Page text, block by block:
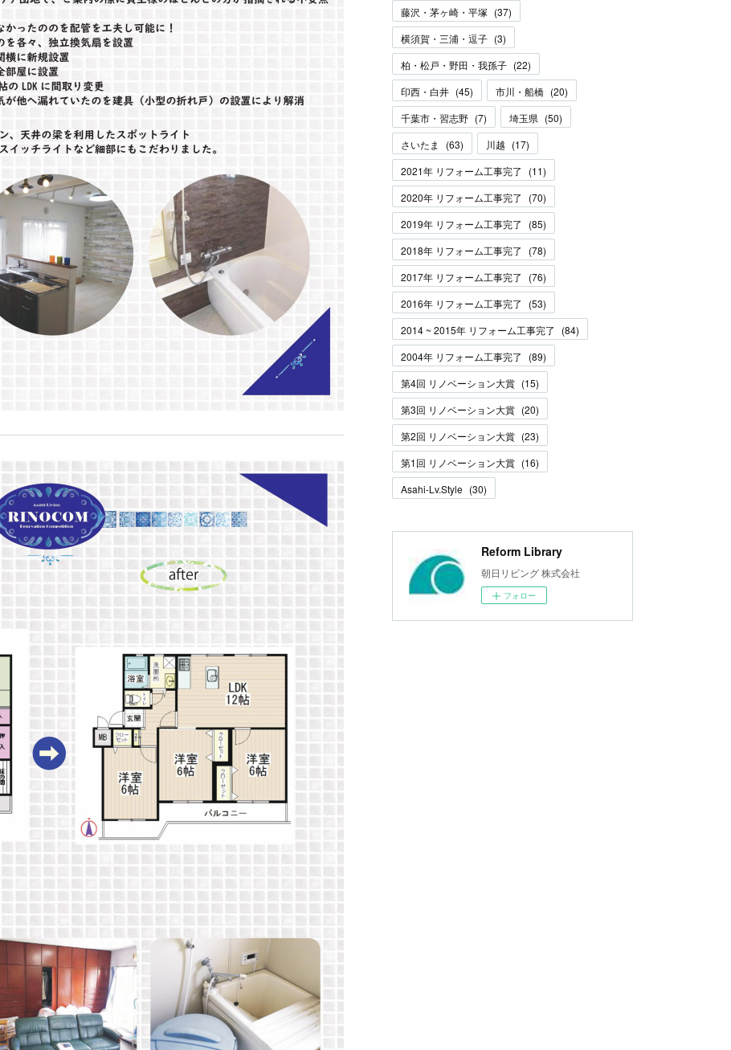
藤沢・茅ヶ崎・平塚 (37)
横須賀・三浦・逗子 (3)
柏・松戸・野田・我孫子 (22)
印西・白井 (45) 市川・船橋 (20)
千葉市・習志野 (7) 埼玉県 (50)
さいたま
(63) 川越 (17)
2021年 リフォーム工事完了
(11)
2020年 リフォーム工事完了
(70)
2019年 リフォーム工事完了
(85)
2018年 リフォーム工事完了
(78)
2017年 リフォーム工事完了
(76)
2016年 リフォーム工事完了
(53)
2014 ~ 2015年 リフォーム工事完了
(84)
2004年 リフォーム工事完了
(89)
第4回 リノベーション大賞 (15)
第3回 リノベーション大賞 (20)
第2回 リノベーション大賞 (23)
第1回 リノベーション大賞 (16)
Asahi-Lv.Style (30)
Reform Library
朝日リビング 株式会社
フォロー